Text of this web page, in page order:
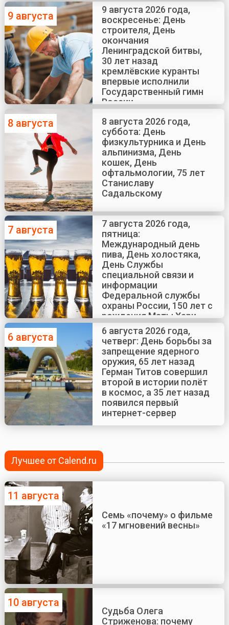
Краско
9 августа
9 августа 2026 года,
воскресенье: День
строителя, День
окончания
Ленинградской битвы,
30 лет назад
кремлёвские куранты
впервые исполнили
Государственный гимн
России
8 августа
8 августа 2026 года,
суббота: День
физкультурника и День
альпинизма, День
кошек, День
офтальмологии, 75 лет
Станиславу
Садальскому
7 августа
7 августа 2026 года,
пятница:
Международный день
пива, День холостяка,
День Службы
специальной связи и
информации
Федеральной службы
охраны России, 150 лет с
рождения Маты Хари
6 августа
6 августа 2026 года,
четверг: День борьбы за
запрещение ядерного
оружия, 65 лет назад
Герман Титов совершил
второй в истории полёт
в космос, а 35 лет назад
появился первый
интернет-сервер
Лучшее от Calend.ru
11 августа
Семь «почему» о фильме
«17 мгновений весны»
10 августа
Судьба Олега
Стриженова: почему